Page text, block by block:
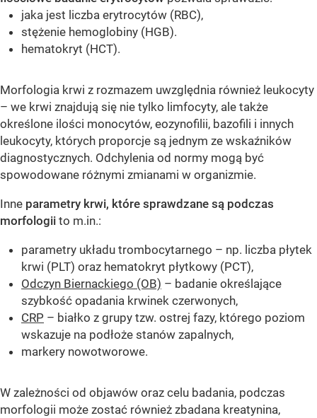
jaka jest liczba erytrocytów (RBC),
stężenie hemoglobiny (HGB).
hematokryt (HCT).
Morfologia krwi z rozmazem uwzględnia również leukocyty
– we krwi znajdują się nie tylko limfocyty, ale także
określone ilości monocytów, eozynofilii, bazofili i innych
leukocyty, których proporcje są jednym ze wskaźników
diagnostycznych. Odchylenia od normy mogą być
spowodowane różnymi zmianami w organizmie.
Inne parametry krwi, które sprawdzane są podczas
morfologii to m.in.:
parametry układu trombocytarnego – np. liczba płytek
krwi (PLT) oraz hematokryt płytkowy (PCT),
Odczyn Biernackiego (OB) – badanie określające
szybkość opadania krwinek czerwonych,
CRP – białko z grupy tzw. ostrej fazy, którego poziom
wskazuje na podłoże stanów zapalnych,
markery nowotworowe.
W zależności od objawów oraz celu badania, podczas
morfologii może zostać również zbadana kreatynina,